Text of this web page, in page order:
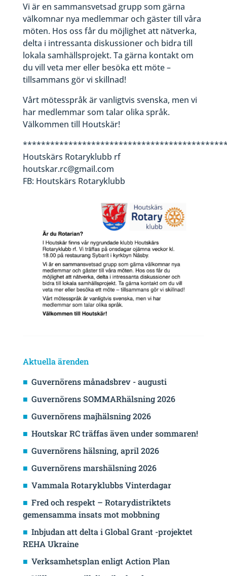
Vi är en sammansvetsad grupp som gärna
välkomnar nya medlemmar och gäster till våra
möten. Hos oss får du möjlighet att nätverka,
delta i intressanta diskussioner och bidra till
lokala samhällsprojekt. Ta gärna kontakt om
du vill veta mer eller besöka ett möte –
tillsammans gör vi skillnad!
Vårt mötesspråk är vanligtvis svenska, men vi
har medlemmar som talar olika språk.
Välkommen till Houtskär!
Houtskärs Rotaryklubb rf
houtskar.rc@gmail.com
FB: Houtskärs Rotaryklubb
Aktuella ärenden
Guvernörens månadsbrev - augusti
Guvernörens SOMMARhälsning 2026
Guvernörens majhälsning 2026
Houtskar RC träffas även under sommaren!
Guvernörens hälsning, april 2026
Guvernörens marshälsning 2026
Vammala Rotaryklubbs Vinterdagar
Fred och respekt – Rotarydistriktets
gemensamma insats mot mobbning
Inbjudan att delta i Global Grant -projektet
REHA Ukraine
Verksamhetsplan enligt Action Plan